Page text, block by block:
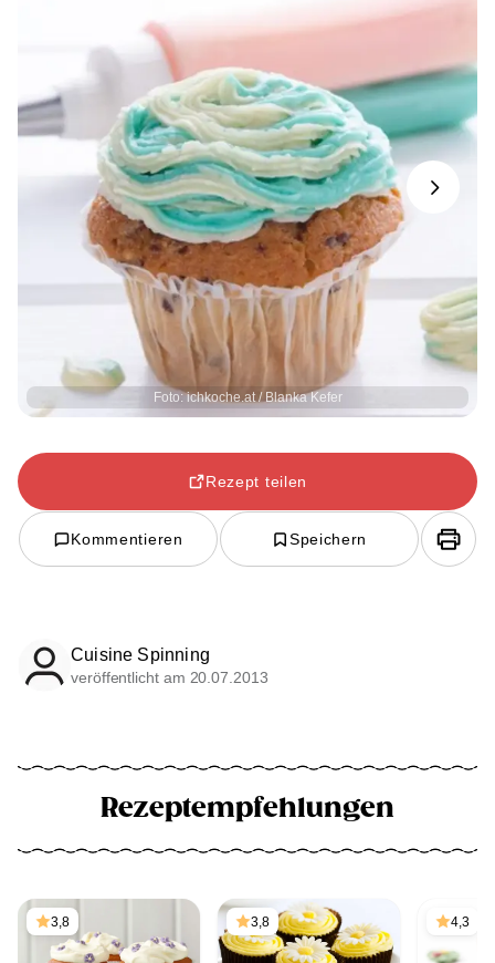
Foto: ichkoche.at / Blanka Kefer
Next
Rezept teilen
Kommentieren Speichern
Cuisine Spinning
veröffentlicht am 20.07.2013
Rezeptempfehlungen
3,8 3,8 4,3